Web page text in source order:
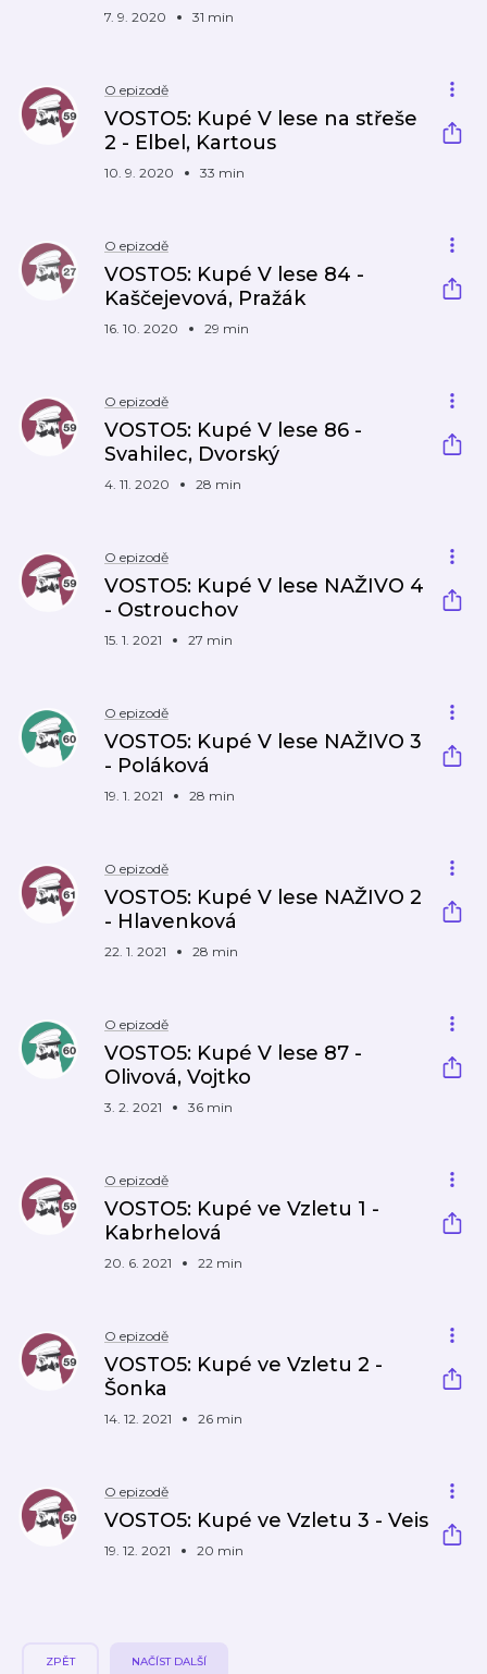
7. 9. 2020 31 min
O epizodě
VOSTO5: Kupé V lese na střeše
2 - Elbel, Kartous
10. 9. 2020 33 min
O epizodě
VOSTO5: Kupé V lese 84 -
Kaščejevová, Pražák
16. 10. 2020 29 min
O epizodě
VOSTO5: Kupé V lese 86 -
Svahilec, Dvorský
4. 11. 2020 28 min
O epizodě
VOSTO5: Kupé V lese NAŽIVO 4
- Ostrouchov
15. 1. 2021 27 min
O epizodě
VOSTO5: Kupé V lese NAŽIVO 3
- Poláková
19. 1. 2021 28 min
O epizodě
VOSTO5: Kupé V lese NAŽIVO 2
- Hlavenková
22. 1. 2021 28 min
O epizodě
VOSTO5: Kupé V lese 87 -
Olivová, Vojtko
3. 2. 2021 36 min
O epizodě
VOSTO5: Kupé ve Vzletu 1 -
Kabrhelová
20. 6. 2021 22 min
O epizodě
VOSTO5: Kupé ve Vzletu 2 -
Šonka
14. 12. 2021 26 min
O epizodě
VOSTO5: Kupé ve Vzletu 3 - Veis
19. 12. 2021 20 min
ZPĚT NAČÍST DALŠÍ